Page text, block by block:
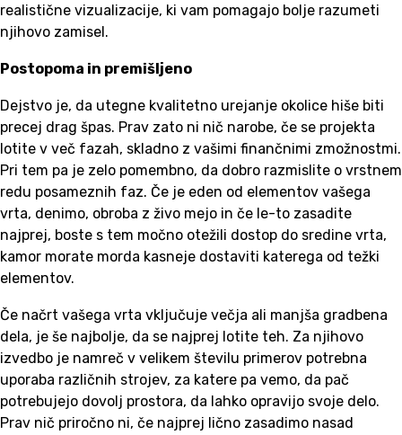
realistične vizualizacije, ki vam pomagajo bolje razumeti
njihovo zamisel.
Postopoma in premišljeno
Dejstvo je, da utegne kvalitetno urejanje okolice hiše biti
precej drag špas. Prav zato ni nič narobe, če se projekta
lotite v več fazah, skladno z vašimi finančnimi zmožnostmi.
Pri tem pa je zelo pomembno, da dobro razmislite o vrstnem
redu posameznih faz. Če je eden od elementov vašega
vrta, denimo, obroba z živo mejo in če le-to zasadite
najprej, boste s tem močno otežili dostop do sredine vrta,
kamor morate morda kasneje dostaviti katerega od težki
elementov.
Če načrt vašega vrta vključuje večja ali manjša gradbena
dela, je še najbolje, da se najprej lotite teh. Za njihovo
izvedbo je namreč v velikem številu primerov potrebna
uporaba različnih strojev, za katere pa vemo, da pač
potrebujejo dovolj prostora, da lahko opravijo svoje delo.
Prav nič priročno ni, če najprej lično zasadimo nasad